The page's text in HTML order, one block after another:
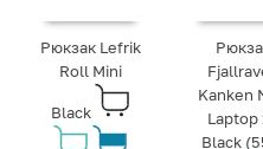
Рюкзак Lefrik
Roll Mini
Black
Kanken
Laptop
Black